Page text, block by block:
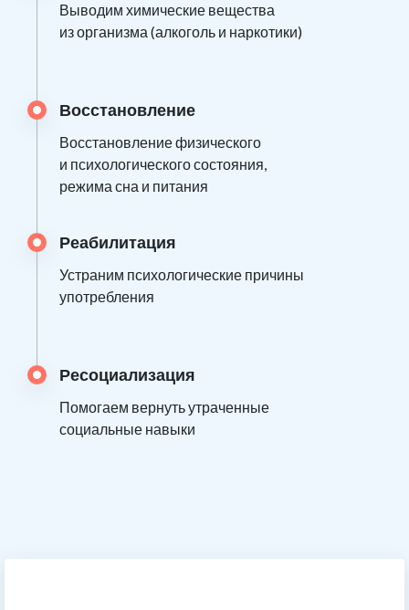
Выводим химические вещества
из организма (алкоголь и наркотики)
Восстановление
Восстановление физического
и психологического состояния,
режима сна и питания
Реабилитация
Устраним психологические причины
употребления
Ресоциализация
Помогаем вернуть утраченные
социальные навыки